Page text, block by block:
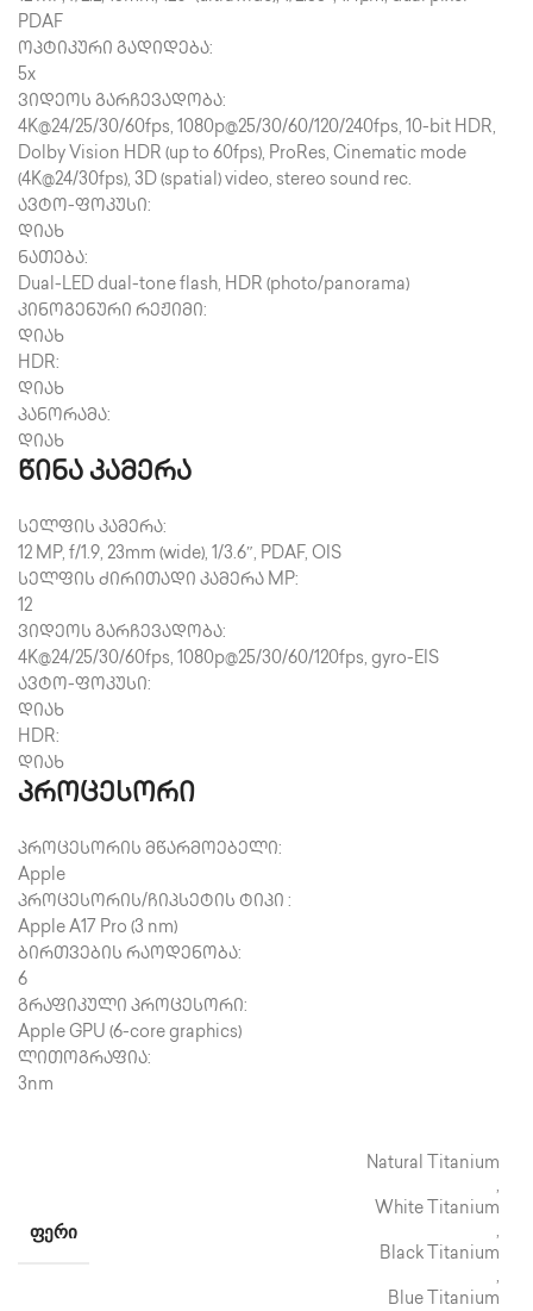
PDAF
ოპტიკური გადიდება:
5x
ვიდეოს გარჩევადობა:
4K@24/25/30/60fps, 1080p@25/30/60/120/240fps, 10-bit HDR,
Dolby Vision HDR (up to 60fps), ProRes, Cinematic mode
(4K@24/30fps), 3D (spatial) video, stereo sound rec.
ავტო-ფოკუსი:
დიახ
ნათება:
Dual-LED dual-tone flash, HDR (photo/panorama)
კინოგენური რეჟიმი:
დიახ
HDR:
დიახ
პანორამა:
დიახ
წინა კამერა
სელფის კამერა:
12 MP, f/1.9, 23mm (wide), 1/3.6″, PDAF, OIS
სელფის ძირითადი კამერა MP:
12
ვიდეოს გარჩევადობა:
4K@24/25/30/60fps, 1080p@25/30/60/120fps, gyro-EIS
ავტო-ფოკუსი:
დიახ
HDR:
დიახ
პროცესორი
პროცესორის მწარმოებელი:
Apple
პროცესორის/ჩიპსეტის ტიპი :
Apple A17 Pro (3 nm)
ბირთვების რაოდენობა:
6
გრაფიკული პროცესორი:
Apple GPU (6-core graphics)
ლითოგრაფია:
3nm
ᲤᲔᲠᲘ
Natural Titanium
,
White Titanium
,
Black Titanium
,
Blue Titanium